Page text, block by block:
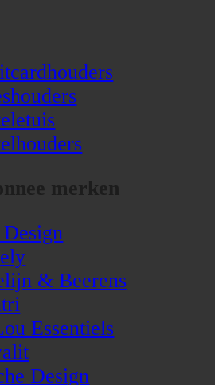
merken
& Beerens
Essentiels
Design